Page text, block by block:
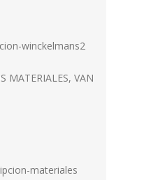
MATERIALES, VAN